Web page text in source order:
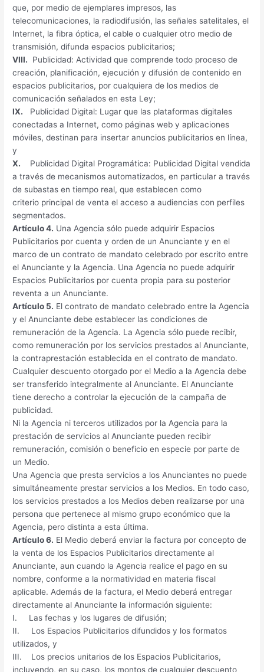
que, por medio de ejemplares impresos, las
telecomunicaciones, la radiodifusión, las señales satelitales, el
Internet, la fibra óptica, el cable o cualquier otro medio de
transmisión, difunda espacios publicitarios;
VIII. Publicidad: Actividad que comprende todo proceso de
creación, planificación, ejecución y difusión de contenido en
espacios publicitarios, por cualquiera de los medios de
comunicación señalados en esta Ley;
IX. Publicidad Digital: Lugar que las plataformas digitales
conectadas a Internet, como páginas web y aplicaciones
móviles, destinan para insertar anuncios publicitarios en línea,
y
X. Publicidad Digital Programática: Publicidad Digital vendida
a través de mecanismos automatizados, en particular a través
de subastas en tiempo real, que establecen como
criterio principal de venta el acceso a audiencias con perfiles
segmentados.
Artículo 4. Una Agencia sólo puede adquirir Espacios
Publicitarios por cuenta y orden de un Anunciante y en el
marco de un contrato de mandato celebrado por escrito entre
el Anunciante y la Agencia. Una Agencia no puede adquirir
Espacios Publicitarios por cuenta propia para su posterior
reventa a un Anunciante.
Artículo 5. El contrato de mandato celebrado entre la Agencia
y el Anunciante debe establecer las condiciones de
remuneración de la Agencia. La Agencia sólo puede recibir,
como remuneración por los servicios prestados al Anunciante,
la contraprestación establecida en el contrato de mandato.
Cualquier descuento otorgado por el Medio a la Agencia debe
ser transferido integralmente al Anunciante. El Anunciante
tiene derecho a controlar la ejecución de la campaña de
publicidad.
Ni la Agencia ni terceros utilizados por la Agencia para la
prestación de servicios al Anunciante pueden recibir
remuneración, comisión o beneficio en especie por parte de
un Medio.
Una Agencia que presta servicios a los Anunciantes no puede
simultáneamente prestar servicios a los Medios. En todo caso,
los servicios prestados a los Medios deben realizarse por una
persona que pertenece al mismo grupo económico que la
Agencia, pero distinta a esta última.
Artículo 6. El Medio deberá enviar la factura por concepto de
la venta de los Espacios Publicitarios directamente al
Anunciante, aun cuando la Agencia realice el pago en su
nombre, conforme a la normatividad en materia fiscal
aplicable. Además de la factura, el Medio deberá entregar
directamente al Anunciante la información siguiente:
I. Las fechas y los lugares de difusión;
II. Los Espacios Publicitarios difundidos y los formatos
utilizados, y
III. Los precios unitarios de los Espacios Publicitarios,
incluyendo, en su caso, los montos de cualquier descuento